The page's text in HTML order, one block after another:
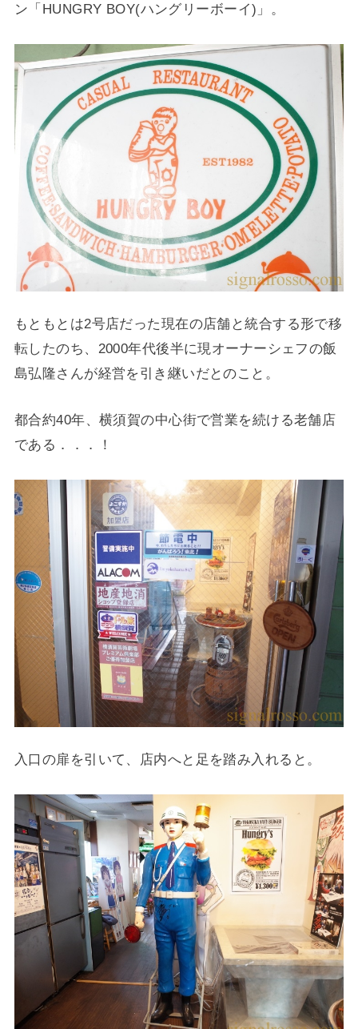
ン「HUNGRY BOY(ハングリーボーイ)」。
もともとは2号店だった現在の店舗と統合する形で移
転したのち、2000年代後半に現オーナーシェフの飯
島弘隆さんが経営を引き継いだとのこと。
都合約40年、横須賀の中心街で営業を続ける老舗店
である．．．！
入口の扉を引いて、店内へと足を踏み入れると。